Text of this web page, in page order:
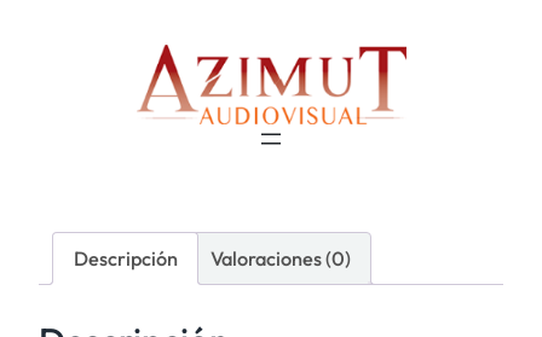
Descripción Valoraciones (0)